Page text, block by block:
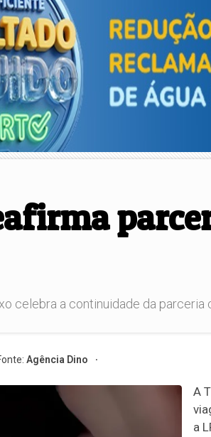
celebra a continuidade da
Agência Dino
A
a